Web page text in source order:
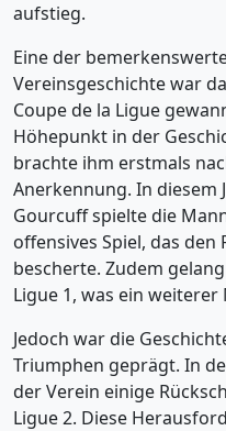
aufstieg.
Eine der
Vereinsgeschichte war
Coupe de la Ligue
Höhepunkt in der
brachte ihm erstmals
Anerkennung. In diesem
Gourcuff spielte die
offensives Spiel, das
bescherte. Zudem
Ligue 1, was ein
Jedoch war die
Triumphen geprägt. In
der Verein einige
Ligue 2. Diese